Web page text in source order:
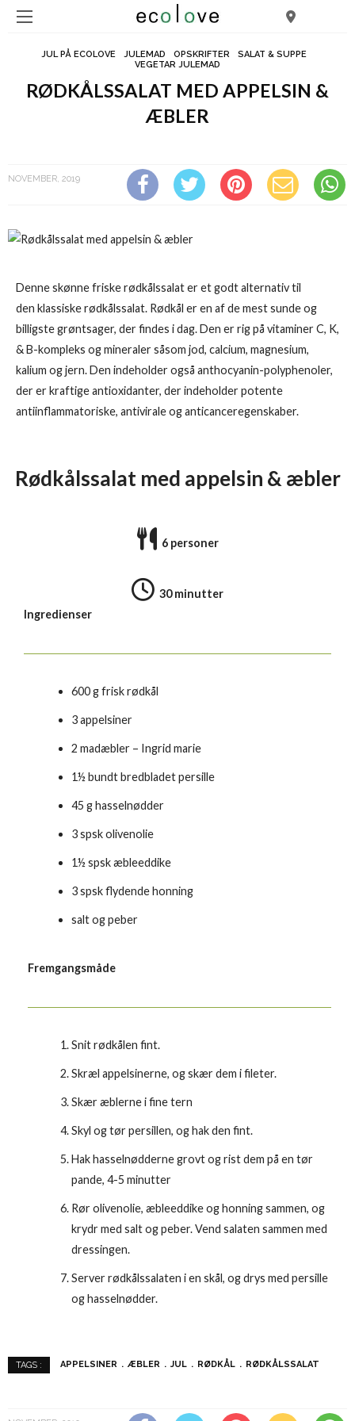
JUL PÅ ECOLOVE JULEMAD OPSKRIFTER
SALAT & SUPPE
VEGETAR JULEMAD
RØDKÅLSSALAT MED APPELSIN &
ÆBLER
NOVEMBER, 2019
Denne skønne friske rødkålssalat er et godt alternativ til
den klassiske rødkålssalat. Rødkål er en af de mest sunde og
billigste grøntsager, der findes i dag. Den er rig på vitaminer C, K,
& B-kompleks og mineraler såsom jod, calcium, magnesium,
kalium og jern. Den indeholder også anthocyanin-polyphenoler,
der er kraftige antioxidanter, der indeholder potente
antiinflammatoriske, antivirale og anticanceregenskaber.
Rødkålssalat med appelsin & æbler
6 personer
30 minutter
Ingredienser
600 g frisk rødkål
3 appelsiner
2 madæbler – Ingrid marie
1½ bundt bredbladet persille
45 g hasselnødder
3 spsk olivenolie
1½ spsk æbleeddike
3 spsk flydende honning
salt og peber
Fremgangsmåde
Snit rødkålen fint.
Skræl appelsinerne, og skær dem i fileter.
Skær æblerne i fine tern
Skyl og tør persillen, og hak den fint.
Hak hasselnødderne grovt og rist dem på en tør
pande, 4-5 minutter
Rør olivenolie, æbleeddike og honning sammen, og
krydr med salt og peber. Vend salaten sammen med
dressingen.
Server rødkålssalaten i en skål, og drys med persille
og hasselnødder.
TAGS : APPELSINER ÆBLER JUL RØDKÅL RØDKÅLSSALAT